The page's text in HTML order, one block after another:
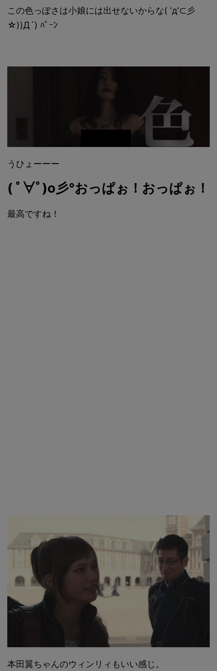
この色っぽさは小娘には出せないからな( ‘д‘⊂彡
☆))Д´) ﾊﾟｰﾝ
うひょーーー
( ﾟ∀ﾟ)o彡°おっぱぉ！おっぱぉ！
最高ですね！
本田翼ちゃんのウィンリィもいい感じ。